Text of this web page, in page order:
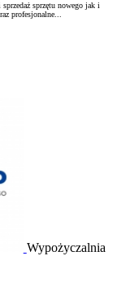
sprzętu nowego jak i
profesjonalne...
Wypożyczalnia